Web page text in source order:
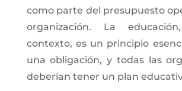
como parte del presupuesto
organización. La
contexto, es un principio
una obligación, y todas las
deberían tener un plan